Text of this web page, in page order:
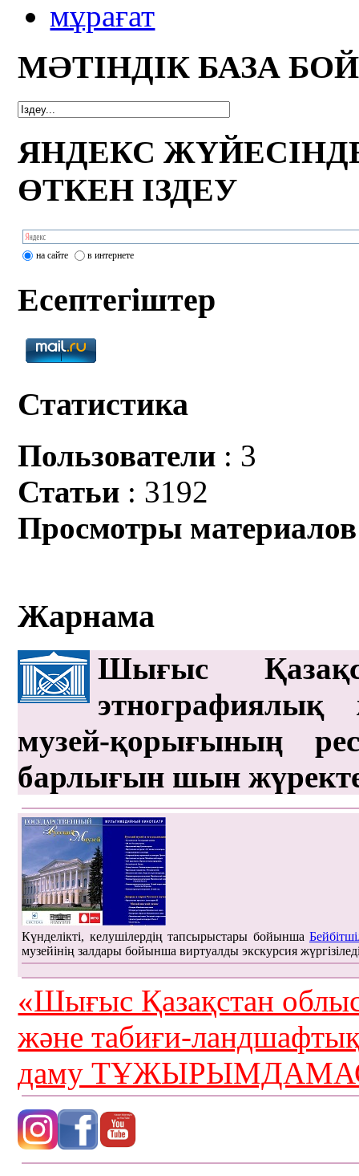
мұрағат
МӘТІНДІК БАЗА
ЯНДЕКС
ӨТКЕН ІЗДЕУ
на сайте в интернете
Есептегіштер
Статистика
Пользователи : 3
Статьи : 3192
Просмотры материалов
Жарнама
Шығыс
этнографиялық
музей-қорығының
барлығын шын
Күнделікті, келушілердің тапсырыстары бойынша
музейінің залдары бойынша виртуалды экскурсия
«Шығыс Қазақстан
және табиғи-
даму